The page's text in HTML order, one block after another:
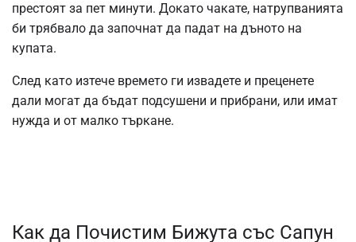
престоят за пет минути. Докато чакате, натрупванията
би трябвало да започнат да падат на дъното на
купата.
След като изтече времето ги извадете и преценете
дали могат да бъдат подсушени и прибрани, или имат
нужда и от малко търкане.
Как да Почистим Бижута със Сапун